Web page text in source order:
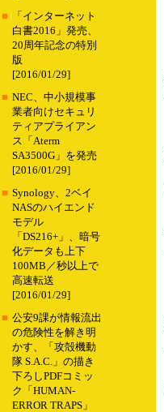
■
「インターネット
白書2016」発売、
20周年記念の特別
版
[2016/01/29]
■ NEC、中小規模事
業者向けセキュリ
ティアプライアン
ス「Aterm
SA3500G」を発売
[2016/01/29]
■ Synology、2ベイ
NASのハイエンド
モデル
「DS216+」、暗号
化データも上下
100MB／秒以上で
高速転送
[2016/01/29]
■ 公安9課が情報流出
の危険性を解き明
かす、「攻殻機動
隊 S.A.C.」の描き
下ろしPDFコミッ
ク「HUMAN-
ERROR TRAPS」